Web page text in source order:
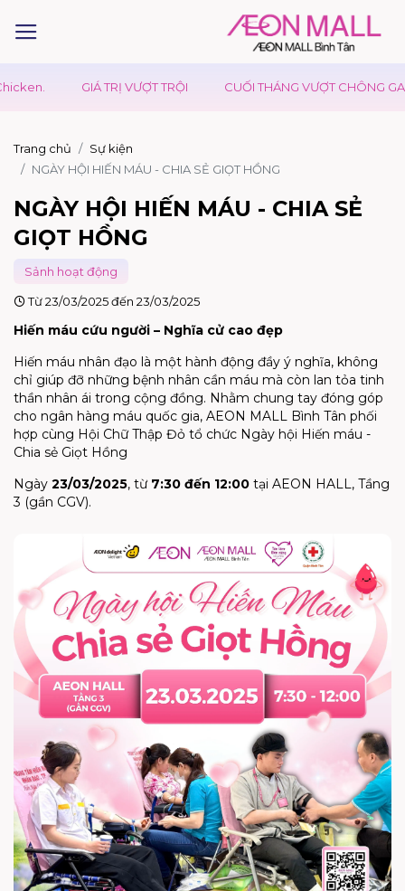
GIÁ TRỊ VƯỢT TRỘI CUỐI THÁNG VƯỢT CHÔNG GAI - CÓ
Trang chủ
Sự kiện
NGÀY HỘI HIẾN MÁU - CHIA SẺ GIỌT HỒNG
NGÀY HỘI HIẾN MÁU - CHIA SẺ
GIỌT HỒNG
Sảnh hoạt động
Từ 23/03/2025 đến 23/03/2025
Hiến máu cứu người – Nghĩa cử cao đẹp
Hiến máu nhân đạo là một hành động đầy ý nghĩa, không
chỉ giúp đỡ những bệnh nhân cần máu mà còn lan tỏa tinh
thần nhân ái trong cộng đồng. Nhằm chung tay đóng góp
cho ngân hàng máu quốc gia, AEON MALL Bình Tân phối
hợp cùng Hội Chữ Thập Đỏ tổ chức Ngày hội Hiến máu -
Chia sẻ Giọt Hồng
Ngày 23/03/2025, từ 7:30 đến 12:00 tại AEON HALL, Tầng
3 (gần CGV).